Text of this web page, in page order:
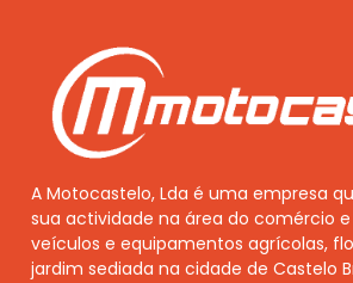
A Motocastelo, Lda é uma empresa
sua actividade na área do comércio
veículos e equipamentos agrícolas,
jardim sediada na cidade de Castelo